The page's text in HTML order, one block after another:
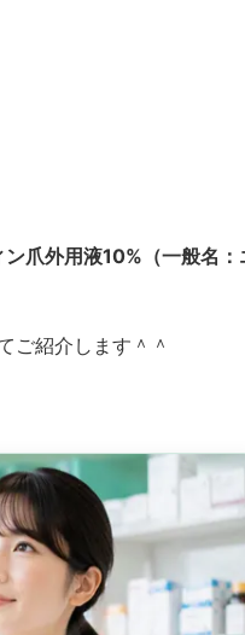
ン爪外用液10%（一般名：
ご紹介します＾＾